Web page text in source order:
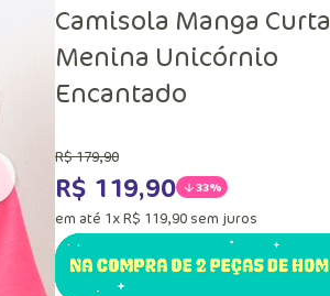
Camisola Manga Curta
Menina Unicórnio
Encantado
R$179,90
R$ 119,90 33%
em até 1xR$ 119,90 sem juros